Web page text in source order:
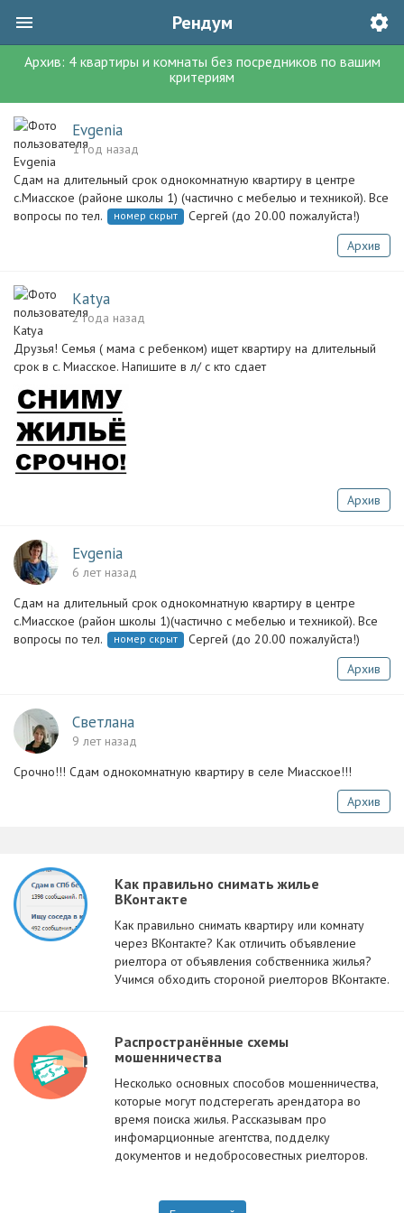
Рендум
Архив: 4квартиры и комнаты без посредников по вашим
критериям
Evgenia
1 год назад
Сдам на длительный срок однокомнатную квартиру в центре
с.Миасское (районе школы 1) (частично с мебелью и техникой). Все
вопросы по тел.
номер скрыт
Сергей (до 20.00 пожалуйста!)
Архив
Katya
2 года назад
Друзья! Семья ( мама с ребенком) ищет квартиру на длительный
срок в с. Миасское. Напишите в л/ с кто сдает
Архив
Evgenia
6 лет назад
Сдам на длительный срок однокомнатную квартиру в центре
с.Миасское (район школы 1)(частично с мебелью и техникой). Все
вопросы по тел.
номер скрыт
Сергей (до 20.00 пожалуйста!)
Архив
Светлана
9 лет назад
Срочно!!! Сдам однокомнатную квартиру в селе Миасское!!!
Архив
Как правильно снимать жилье
ВКонтакте
Как правильно снимать квартиру или комнату
через ВКонтакте? Как отличить объявление
риелтора от объявления собственника жилья?
Учимся обходить стороной риелторов ВКонтакте.
Распространённые схемы
мошенничества
Несколько основных способов мошенничества,
которые могут подстерегать арендатора во
время поиска жилья. Рассказывам про
инфомарционные агентства, подделку
документов и недобросовестных риелторов.